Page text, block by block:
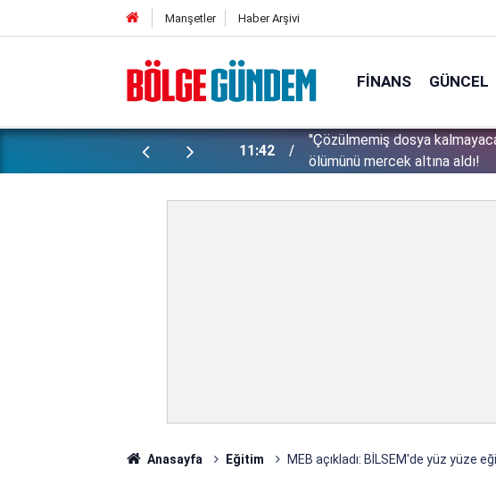
Manşetler Haber Arşivi
FINANS GÜNCEL
Bakan Gürlek şüpheli 2 çocuğun
11:28 İsrail zulümde sınır
Anasayfa Eğitim MEB açıkladı: BİLSEM'de yüz yüze